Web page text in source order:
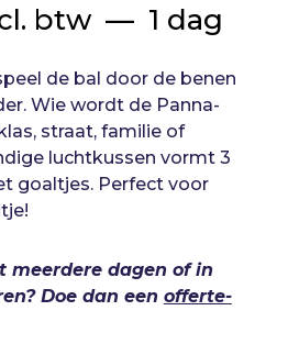
btw 1 dag
de bal door de benen
Wie wordt de Panna-
straat, familie of
luchtkussen vormt 3
goaltjes. Perfect voor
meerdere dagen of in
Doe dan een offerte-